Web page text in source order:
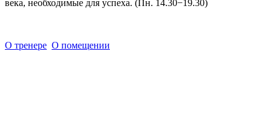
века, необходимые для успеха. (Пн. 14.30−19.30)
О тренере О помещении